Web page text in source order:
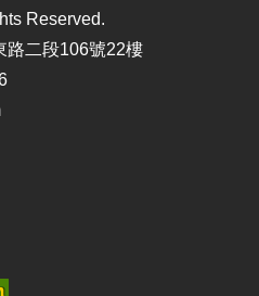
Reserved.
路二段106號22樓